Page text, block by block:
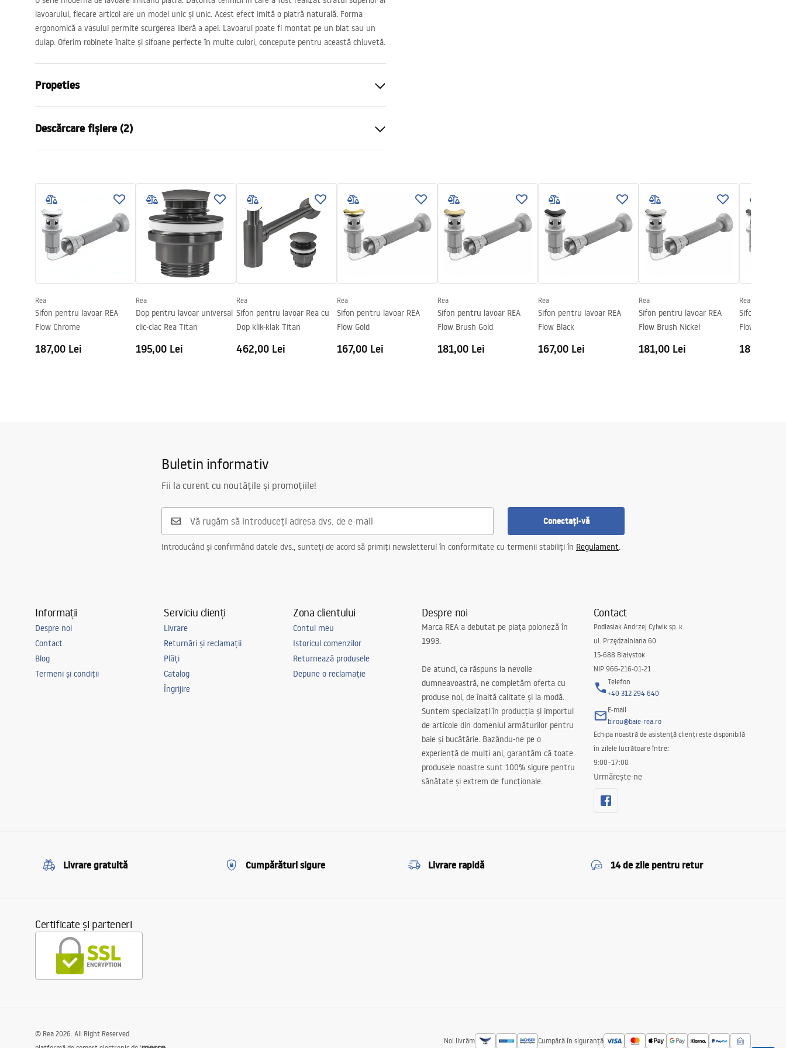
lavoarului, fiecare articol are un model unic și unic. Acest efect imită o piatră naturală. Forma
ergonomică a vasului permite scurgerea liberă a apei. Lavoarul poate fi montat pe un blat sau un
dulap. Oferim robinete înalte și sifoane perfecte în multe culori, concepute pentru această chiuvetă.
Propeties
Material
Culoare
Imitație piatră
Latime
mm
Inalime
135
mm
Adâncime
Preaplin
Da Nu
Orificiu pentru preaplin
Da Nu
Descărcare fișiere (2)
Warranty_Terms_and_Conditions_
Basins_-_5.pdf
Rea
Sifon pentru lavoar REA
Flow Chrome
187,00 Lei
Rea
Dop pentru lavoar universal
clic-clac Rea Titan
195,00 Lei
Rea
Sifon pentru lavoar Rea cu
Dop klik-klak Titan
462,00 Lei
Rea
Sifon pentru lavoar REA
Flow Gold
167,00 Lei
Rea
Sifon pentru lavoar REA
Flow Brush Gold
181,00 Lei
Rea
Sifon pentru lavoar REA
Flow Black
167,00 Lei
Rea
Sifon pentru lavoar REA
Flow Brush Nickel
181,00 Lei
Rea
Sifon pentru
Flow Titan
181,00 Lei
Buletin informativ
Fii la curent cu noutățile și promoțiile!
Conectați-vă
Introducând și confirmând datele dvs., sunteți de acord să primiți newsletterul în conformitate cu termenii stabiliți în Regulament.
Informații
Despre noi
Contact
Blog
Termeni și condiții
Serviciu clienți
Livrare
Returnări și reclamații
Plăți
Catalog
Îngrijire
Zona clientului
Contul meu
Istoricul comenzilor
Returnează produsele
Depune o reclamație
Despre noi
Marca REA a debutat pe piața poloneză în
1993.
De atunci, ca răspuns la nevoile
dumneavoastră, ne completăm oferta cu
produse noi, de înaltă calitate și la modă.
Suntem specializați în producția și importul
de articole din domeniul armăturilor pentru
baie și bucătărie. Bazându-ne pe o
experiență de mulți ani, garantăm că toate
produsele noastre sunt 100% sigure pentru
sănătate și extrem de funcționale.
Contact
Podlasiak Andrzej Cylwik sp. k.
ul. Przędzalniana 60
15-688 Białystok
NIP 966-216-01-21
Telefon
+40 312 294 640
E-mail
birou@baie-rea.ro
Echipa noastră de asistență clienți este disponibilă
în zilele lucrătoare între:
9:00–17:00
Urmărește-ne
Livrare gratuită Cumpărături sigure Livrare rapidă 14 de zile pentru retur
Certificate și parteneri
Noi livrăm Cumpără în siguranță
© Rea 2026. All Right Reserved.